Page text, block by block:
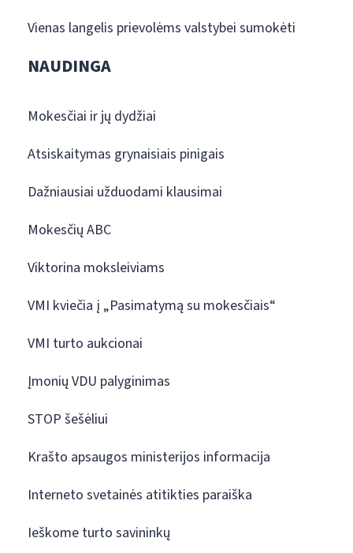
Vienas langelis prievolėms valstybei sumokėti
NAUDINGA
Mokesčiai ir jų dydžiai
Atsiskaitymas grynaisiais pinigais
Dažniausiai užduodami klausimai
Mokesčių ABC
Viktorina moksleiviams
VMI kviečia į „Pasimatymą su mokesčiais“
VMI turto aukcionai
Įmonių VDU palyginimas
STOP šešėliui
Krašto apsaugos ministerijos informacija
Interneto svetainės atitikties paraiška
Ieškome turto savininkų